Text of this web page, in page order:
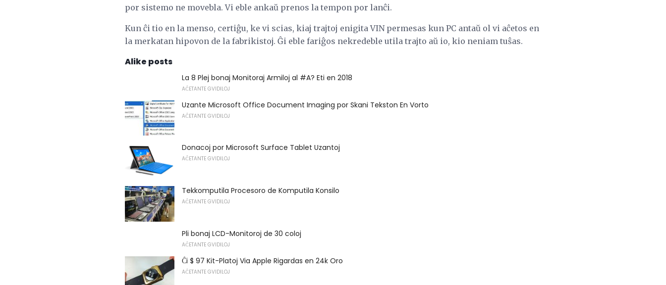
por sistemo ne movebla. Vi eble ankaŭ prenos la tempon por lanĉi.
Kun ĉi tio en la menso, certiĝu, ke vi scias, kiaj trajtoj enigita VIN permesas kun PC antaŭ ol vi aĉetos en
la merkatan hipovon de la fabrikistoj. Ĝi eble fariĝos nekredeble utila trajto aŭ io, kio neniam tuŝas.
Alike posts
La 8 Plej bonaj Monitoraj Armiloj al #A? Eti en 2018
AĈETANTE GVIDILOJ
Uzante Microsoft Office Document Imaging por Skani Tekston En Vorto
AĈETANTE GVIDILOJ
Donacoj por Microsoft Surface Tablet Uzantoj
AĈETANTE GVIDILOJ
Tekkomputila Procesoro de Komputila Konsilo
AĈETANTE GVIDILOJ
Pli bonaj LCD-Monitoroj de 30 coloj
AĈETANTE GVIDILOJ
Ĉi $ 97 Kit-Platoj Via Apple Rigardas en 24k Oro
AĈETANTE GVIDILOJ